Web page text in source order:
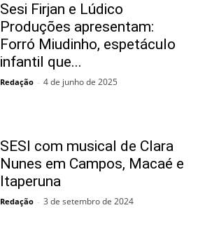
Sesi Firjan e Lúdico
Produções apresentam:
Forró Miudinho, espetáculo
infantil que...
Redação - 4 de junho de 2025
SESI com musical de Clara
Nunes em Campos, Macaé e
Itaperuna
Redação - 3 de setembro de 2024